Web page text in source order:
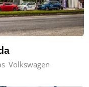
Volkswagen